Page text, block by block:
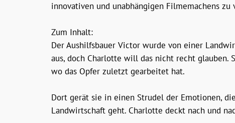
innovativen und unabhängigen Filmemachens zu
Zum Inhalt:
Der Aushilfsbauer Victor wurde von einer
aus, doch Charlotte will das nicht recht
wo das Opfer zuletzt gearbeitet hat.
Dort gerät sie in einen Strudel der Emotionen,
Landwirtschaft geht. Charlotte deckt nach und